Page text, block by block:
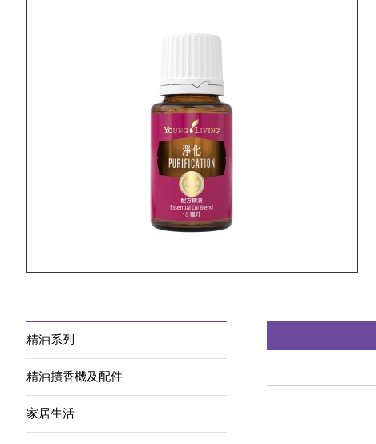
精油系列
精油擴香機及配件
家居生活